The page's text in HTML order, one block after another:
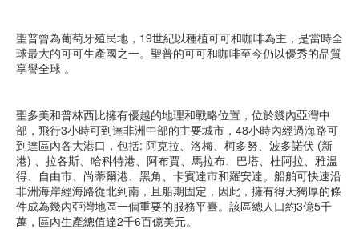
聖普曾為葡萄牙殖民地，19世紀以種植可可和咖啡為主，是當時全
球最大的可可生產國之一。聖普的可可和咖啡至今仍以優秀的品質
享譽全球 。
聖多美和普林西比擁有優越的地理和戰略位置，位於幾內亞灣中
部，飛行3小時可到達非洲中部的主要城市，48小時內經過海路可
到達區內各大港口，包括: 阿克拉、洛梅、柯多努、波多諾伏 (新
港) 、拉各斯、哈科特港、阿布賈、馬拉布、巴塔、杜阿拉、雅溫
得、自由市、尚蒂爾港、黑角、卡賓達市和羅安達。船舶可快速沿
非洲海岸經海路從北到南，且船期固定，因此，擁有得天獨厚的條
件成為幾內亞灣地區一個重要的服務平臺。該區總人口約3億5千
萬，區內生產總值達2千6百億美元。